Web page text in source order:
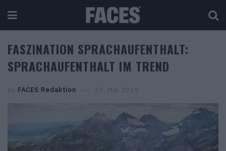
FASZINATION SPRACHAUFENTHALT:
SPRACHAUFENTHALT IM TREND
by FACES Redaktion 29. Mai 2019